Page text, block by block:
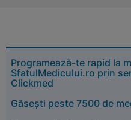
Programează-te rapid la
SfatulMedicului.ro prin
Clickmed
Găsești peste 7500 de